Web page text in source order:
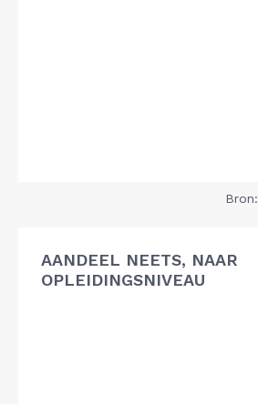
Bron:
AANDEEL NEETS, NAAR
OPLEIDINGSNIVEAU